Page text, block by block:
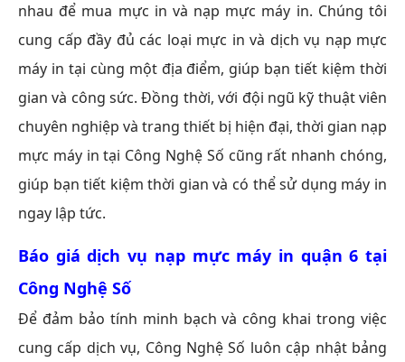
nhau để mua mực in và nạp mực máy in. Chúng tôi
cung cấp đầy đủ các loại mực in và dịch vụ nạp mực
máy in tại cùng một địa điểm, giúp bạn tiết kiệm thời
gian và công sức. Đồng thời, với đội ngũ kỹ thuật viên
chuyên nghiệp và trang thiết bị hiện đại, thời gian nạp
mực máy in tại Công Nghệ Số cũng rất nhanh chóng,
giúp bạn tiết kiệm thời gian và có thể sử dụng máy in
ngay lập tức.
Báo giá dịch vụ nạp mực máy in quận 6 tại
Công Nghệ Số
Để đảm bảo tính minh bạch và công khai trong việc
cung cấp dịch vụ, Công Nghệ Số luôn cập nhật bảng